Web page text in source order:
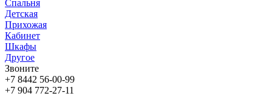
Спальня
Детская
Прихожая
Кабинет
Шкафы
Другое
Звоните
+7 8442 56-00-99
+7 904 772-27-11